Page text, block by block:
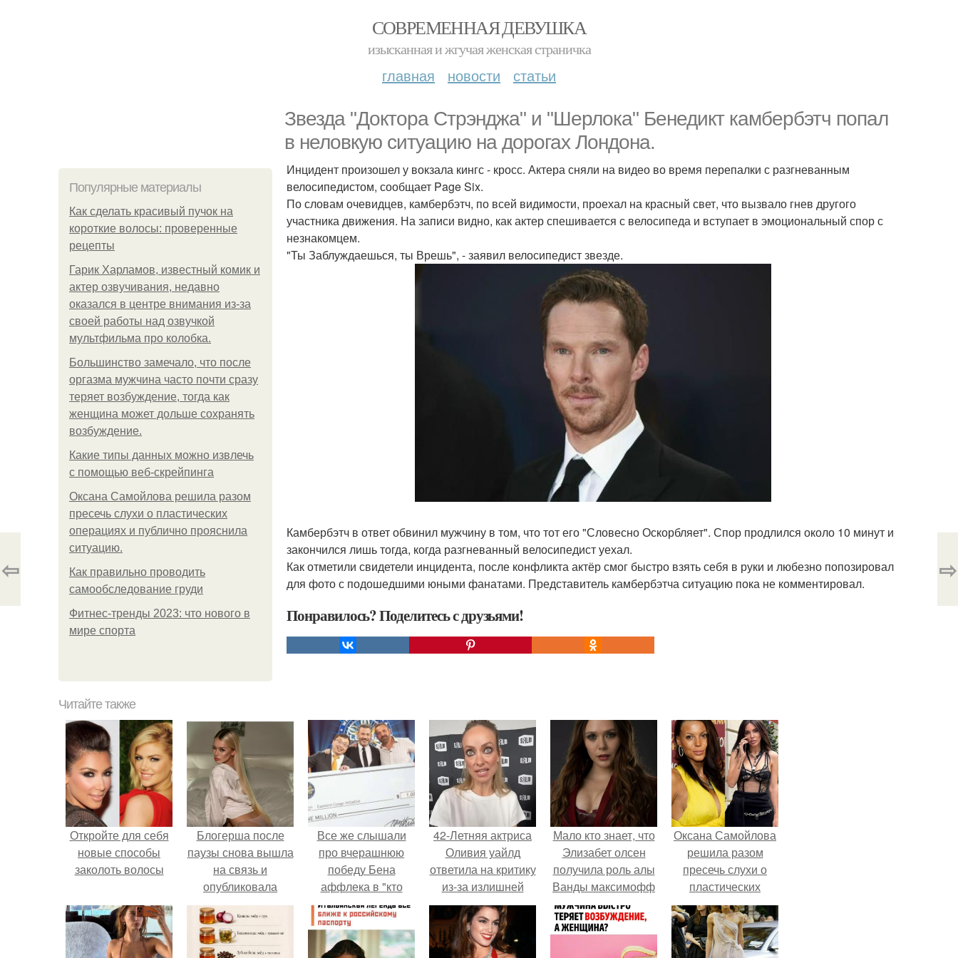
СОВРЕМЕННАЯ ДЕВУШКА
изысканная и жгучая женская страничка
главная новости статьи
Звезда "Доктора Стрэнджа" и "Шерлока" Бенедикт камбербэтч попал
в неловкую ситуацию на дорогах Лондона.
Популярные материалы
Как сделать красивый пучок на
короткие волосы: проверенные
рецепты
Гарик Харламов, известный комик и
актер озвучивания, недавно
оказался в центре внимания из-за
своей работы над озвучкой
мультфильма про колобка.
Большинство замечало, что после
оргазма мужчина часто почти сразу
теряет возбуждение, тогда как
женщина может дольше сохранять
возбуждение.
Какие типы данных можно извлечь
с помощью веб-скрейпинга
Оксана Самойлова решила разом
пресечь слухи о пластических
операциях и публично прояснила
ситуацию.
Как правильно проводить
самообследование груди
Фитнес-тренды 2023: что нового в
мире спорта
Инцидент произошел у вокзала кингс - кросс. Актера сняли на видео во время перепалки с разгневанным
велосипедистом, сообщает Page Six.
По словам очевидцев, камбербэтч, по всей видимости, проехал на красный свет, что вызвало гнев другого
участника движения. На записи видно, как актер спешивается с велосипеда и вступает в эмоциональный спор с
незнакомцем.
"Ты Заблуждаешься, ты Врешь", - заявил велосипедист звезде.
Камбербэтч в ответ обвинил мужчину в том, что тот его "Словесно Оскорбляет". Спор продлился около 10 минут и
закончился лишь тогда, когда разгневанный велосипедист уехал.
Как отметили свидетели инцидента, после конфликта актёр смог быстро взять себя в руки и любезно попозировал
для фото с подошедшими юными фанатами. Представитель камбербэтча ситуацию пока не комментировал.
Понравилось? Поделитесь с друзьями!
⇦ ⇨
Читайте также
Откройте для себя
новые способы
заколоть волосы
Блогерша после
паузы снова вышла
на связь и
опубликовала
свежую серию
кадров из спальни.
Все же слышали
про вчерашнюю
победу Бена
аффлека в "кто
хочет стать
миллионером?
42-Летняя актриса
Оливия уайлд
ответила на критику
из-за излишней
худобы после её
последнего
появления на
Мало кто знает, что
Элизабет олсен
получила роль алы
Ванды максимофф
не сразу.
Оксана Самойлова
решила разом
пресечь слухи о
пластических
операциях и
публично
прояснила